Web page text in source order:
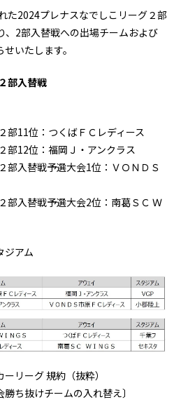
た2024プレナスなでしこリーグ２部
、2部入替戦への出場チームおよび
いたします。
部入替戦
部11位：つくばＦＣレディース
部12位：福岡Ｊ・アンクラス
部入替戦予選大会1位：ＶＯＮＤＳ
部入替戦予選大会2位：南葛ＳＣ Ｗ
ジアム
リーグ 規約（抜粋）
ち抜けチームの入れ替え〕